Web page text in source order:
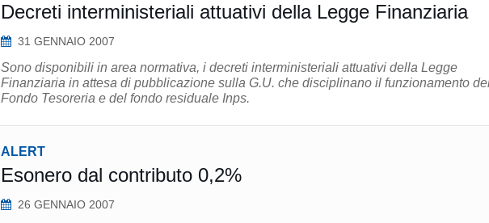
Decreti interministeriali attuativi della Legge Finanziaria
31 GENNAIO 2007
Sono disponibili in area normativa, i decreti interministeriali attuativi della Legge
Finanziaria in attesa di pubblicazione sulla G.U. che disciplinano il funzionamento
Fondo Tesoreria e del fondo residuale Inps.
ALERT
Esonero dal contributo 0,2%
26 GENNAIO 2007